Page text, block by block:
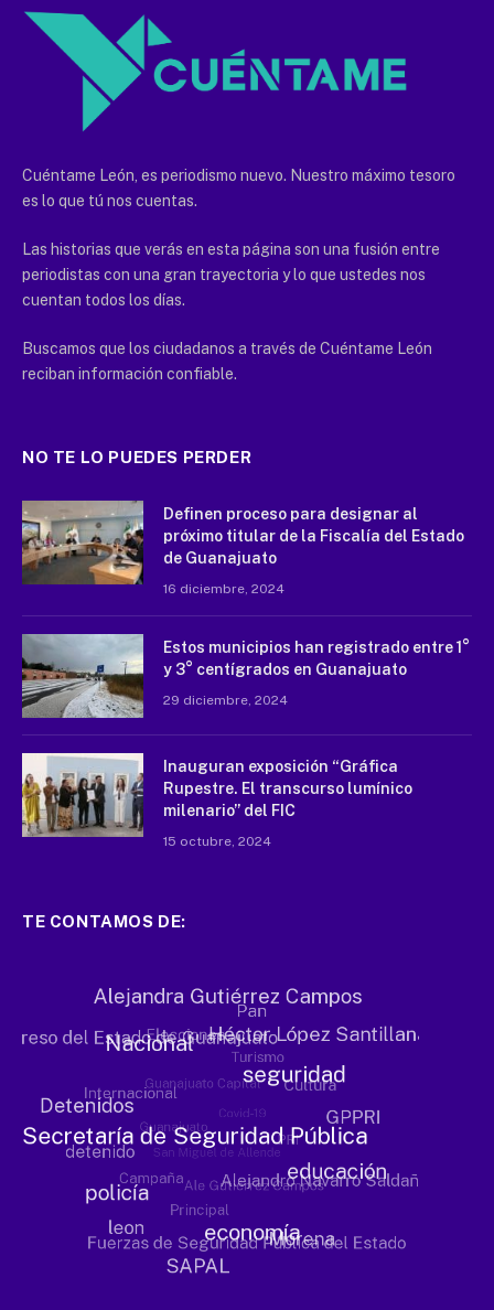
Cuéntame León, es periodismo nuevo. Nuestro máximo tesoro
es lo que tú nos cuentas.
Las historias que verás en esta página son una fusión entre
periodistas con una gran trayectoria y lo que ustedes nos
cuentan todos los días.
Buscamos que los ciudadanos a través de Cuéntame León
reciban información confiable.
NO TE LO PUEDES PERDER
Definen proceso para designar al
próximo titular de la Fiscalía del Estado
de Guanajuato
16 diciembre, 2024
Estos municipios han registrado entre 1°
y 3° centígrados en Guanajuato
29 diciembre, 2024
Inauguran exposición “Gráfica
Rupestre. El transcurso lumínico
milenario” del FIC
15 octubre, 2024
TE CONTAMOS DE: